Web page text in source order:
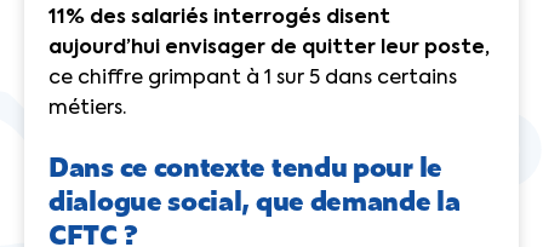
11% des salariés interrogés disent
aujourd’hui envisager de quitter leur poste,
ce chiffre grimpant à 1 sur 5 dans certains
métiers.
Dans ce contexte tendu pour le
dialogue social, que demande la
CFTC ?